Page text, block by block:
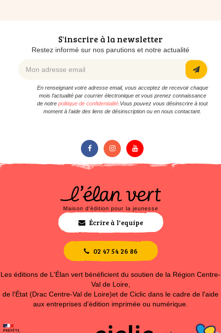
S'inscrire à la newsletter
Restez informé sur nos parutions et notre actualité
En renseignant votre adresse email, vous acceptez de recevoir chaque
mois l’actualité par courrier électronique et vous prenez connaissance
de notre politique de confidentialité .Vous pouvez vous désinscrire à tout
moment à l'aide des liens de désinscription ou en nous contactant.
Maison d'édition pour la jeunesse
Écrire à l'equipe
02 47 54 26 86
Les éditions de L'Élan vert bénéficient du soutien de la Région Centre-
Val de Loire,
de l'État (Drac Centre-Val de Loire)et de Ciclic dans le cadre de l'aide
aux entreprises d'édition imprimée ou numérique.